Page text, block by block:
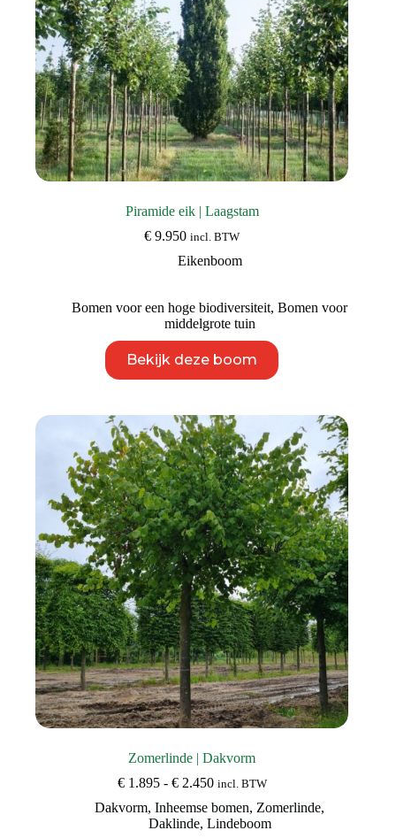
Piramide eik | Laagstam
€ 9.950 incl. BTW
Eikenboom
Bomen voor een hoge biodiversiteit,Bomen voor
middelgrote tuin
Bekijk deze boom
product
heeft
Deze
optie
kan
gekozen
worden
op
de
productpagina
Zomerlinde | Dakvorm
€1.895 - €2.450Prijsklasse:
tot
€ 2.450
incl. BTW
Dakvorm,Inheemse bomen, Zomerlinde,
Daklinde, Lindeboom